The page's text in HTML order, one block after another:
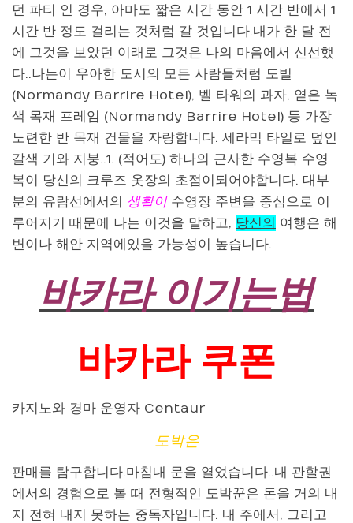
던 파티 인 경우, 아마도 짧은 시간 동안 1 시간 반에서 1
시간 반 정도 걸리는 것처럼 갈 것입니다.내가 한 달 전
에 그것을 보았던 이래로 그것은 나의 마음에서 신선했
다..나는이 우아한 도시의 모든 사람들처럼 도빌
(Normandy Barrire Hotel), 벨 타워의 과자, 옅은 녹
색 목재 프레임 (Normandy Barrire Hotel) 등 가장
노련한 반 목재 건물을 자랑합니다. 세라믹 타일로 덮인
갈색 기와 지붕..1. (적어도) 하나의 근사한 수영복 수영
복이 당신의 크루즈 옷장의 초점이되어야합니다. 대부
분의 유람선에서의 생활이수영장 주변을 중심으로 이
루어지기 때문에 나는 이것을 말하고, 당신의 여행은 해
변이나 해안 지역에있을 가능성이 높습니다.
바카라 이기는법
바카라 쿠폰
카지노와 경마 운영자 Centaur
도박은
판매를 탐구합니다.마침내 문을 열었습니다..내 관할권
에서의 경험으로 볼 때 전형적인 도박꾼은 돈을 거의 내
지 전혀 내지 못하는 중독자입니다. 내 주에서, 그리고